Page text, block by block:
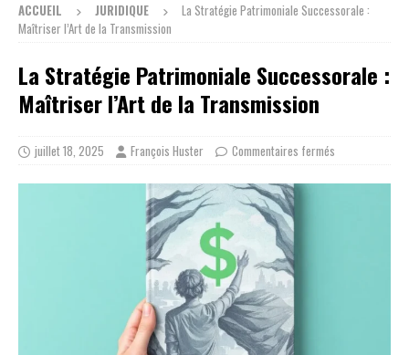
ACCUEIL JURIDIQUE
La Stratégie Patrimoniale Successorale :
Maîtriser l’Art de la Transmission
La Stratégie Patrimoniale Successorale :
Maîtriser l’Art de la Transmission
juillet 18, 2025 François Huster Commentaires fermés